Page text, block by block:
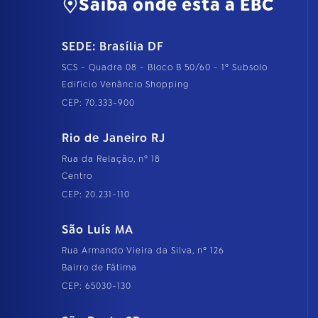
Saiba onde está a EBC
SEDE: Brasília DF
SCS - Quadra 08 - Bloco B 50/60 - 1º Subsolo
Edifício Venâncio Shopping
CEP: 70.333-900
Rio de Janeiro RJ
Rua da Relação, nº 18
Centro
CEP: 20.231-110
São Luís MA
Rua Armando Vieira da Silva, nº 126
Bairro de Fátima
CEP: 65030-130